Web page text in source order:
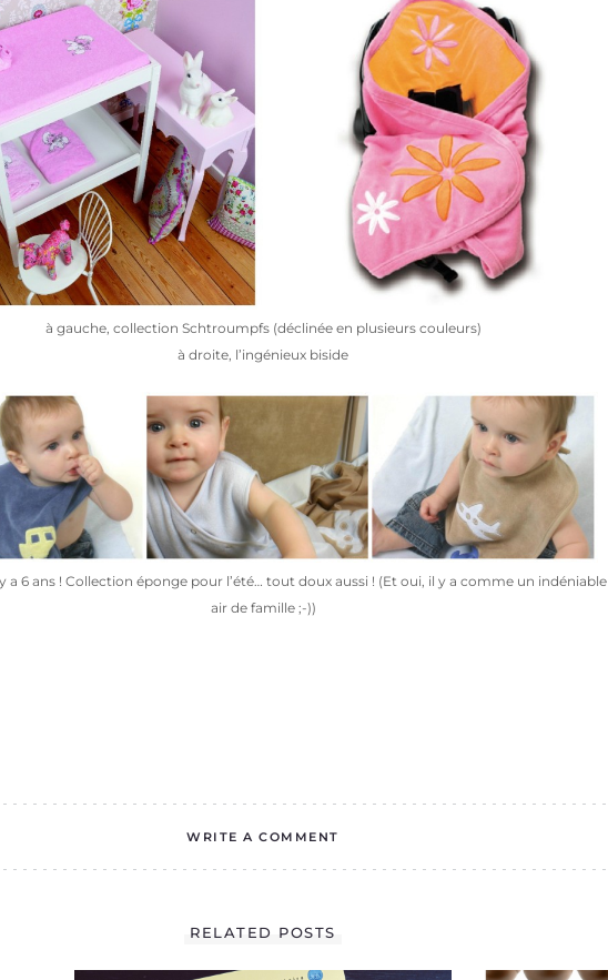
à gauche, collection Schtroumpfs (déclinée en plusieurs couleurs)
à droite, l’ingénieux biside
y a 6 ans ! Collection éponge pour l’été… tout doux aussi ! (Et oui, il y a comme un indéniable
air de famille ;-))
WRITE A COMMENT
RELATED POSTS